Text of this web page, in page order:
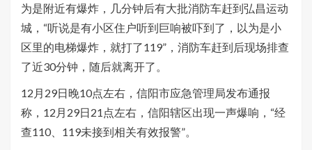
为是附近有爆炸，几分钟后有大批消防车赶到弘昌运动
城，“听说是有小区住户听到巨响被吓到了，以为是小
区里的电梯爆炸，就打了119”，消防车赶到后现场排查
了近30分钟，随后就离开了。
12月29日晚10点左右，信阳市应急管理局发布通报
称，12月29日21点左右，信阳辖区出现一声爆响，“经
查110、119未接到相关有效报警”。